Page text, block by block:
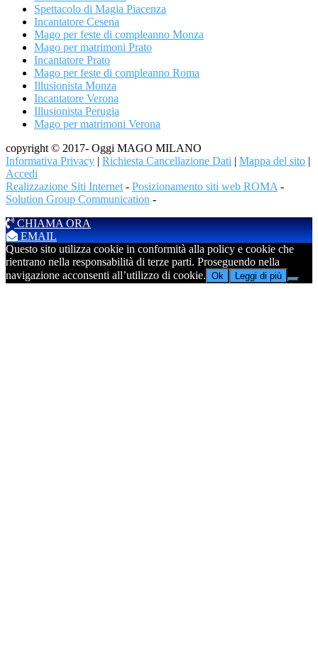
Spettacolo di Magia Piacenza
Incantatore Cesena
Mago per feste di compleanno Monza
Mago per matrimoni Prato
Incantatore Prato
Mago per feste di compleanno Roma
Illusionista Monza
Incantatore Verona
Illusionista Perugia
Mago per matrimoni Verona
copyright © 2017- Oggi MAGO MILANO
Informativa Privacy | Richiesta Cancellazione Dati | Mappa del sito |
Accedi
Realizzazione Siti Internet - Posizionamento siti web ROMA -
Solution Group Communication -
CHIAMA ORA
EMAIL
Questo sito utilizza cookie in conformità alla policy e cookie che
rientrano nella responsabilità di terze parti. Proseguendo nella
navigazione acconsenti all’utilizzo di cookie. Ok Leggi di più